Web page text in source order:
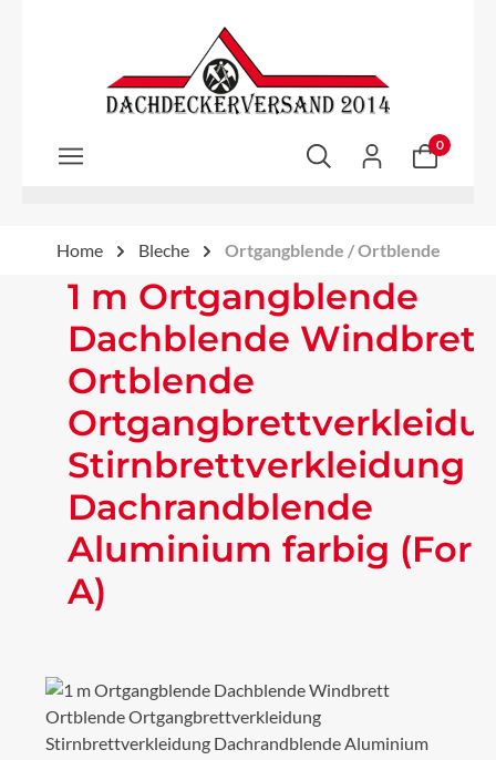
Zum Hauptinhalt springen
0
Home Bleche Ortgangblende / Ortblende
1 m Ortgangblende
Dachblende Windbrett
Ortblende
Stirnbrettverkleidung
Dachrandblende
Aluminium farbig
A)
Bildergalerie überspringen